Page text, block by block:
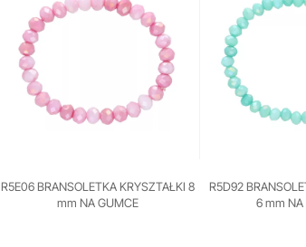
R5E06 BRANSOLETKA KRYSZTAŁKI 8
mm NA GUMCE
R5D92
6 mm NA